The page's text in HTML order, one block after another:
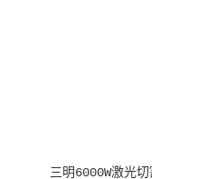
三明6000W激光切割机